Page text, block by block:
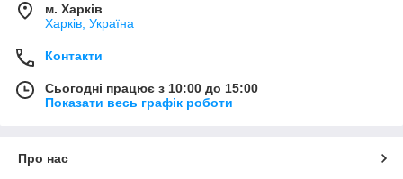
м. Харків
Харків, Україна
Контакти
Сьогодні працює з 10:00 до 15:00
Показати весь графік роботи
Про нас